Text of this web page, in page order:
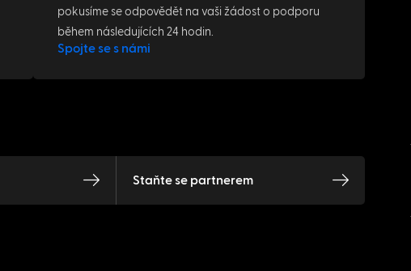
pokusíme se odpovědět na vaši žádost o podporu
během následujících 24 hodin.
Spojte se s námi
Staňte se partnerem